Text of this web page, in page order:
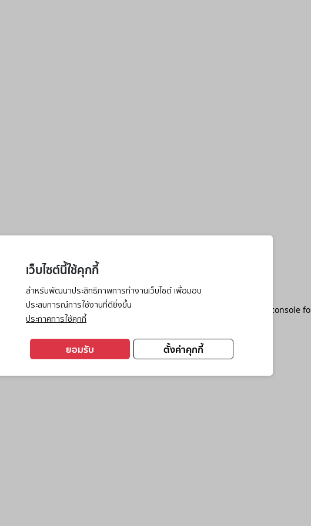
เว็บไซต์นี้ใช้คุกกี้
สำหรับพัฒนาประสิทธิภาพการทำงานเว็บไซต์ เพื่อมอบ
ประสบการณ์การใช้งานที่ดียิ่งขึ้น
ประกาศการใช้คุกกี้
ตั้งค่าคุกกี้
ยอมรับ
has occurred while loading browser console